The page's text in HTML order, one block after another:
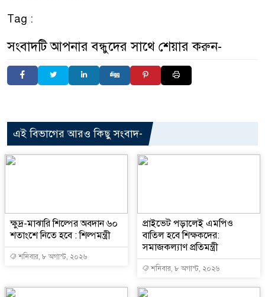
Tag :
সংবাদটি আপনার বন্ধুদের সাথে শেয়ার করুন-
এই বিভাগের আরও কিছু সংবাদ-
ক্ষুদ্র-মাঝারি শিল্পের অবদান ৬০
শতাংশে নিতে হবে : শিল্পমন্ত্রী
শনিবার, ৮ অগাস্ট, ২০২৬
প্রাইভেট পড়ালেই এমপিও
বাতিল হবে শিক্ষকদের:
সমাজকল্যাণ প্রতিমন্ত্রী
শনিবার, ৮ অগাস্ট, ২০২৬